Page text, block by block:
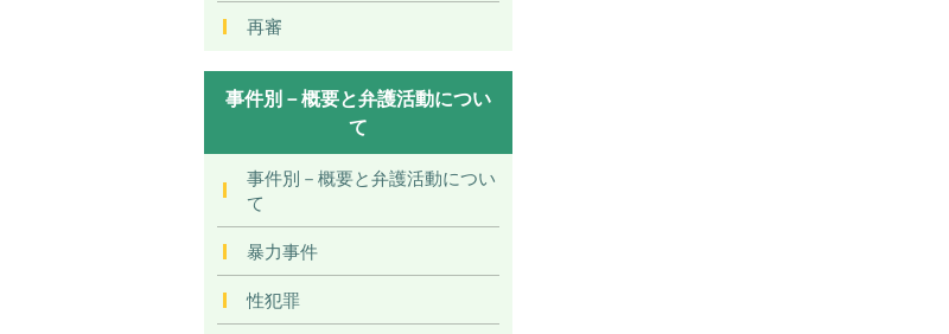
再審
事件別－概要と弁護活動につい
て
事件別－概要と弁護活動につい
て
暴力事件
性犯罪